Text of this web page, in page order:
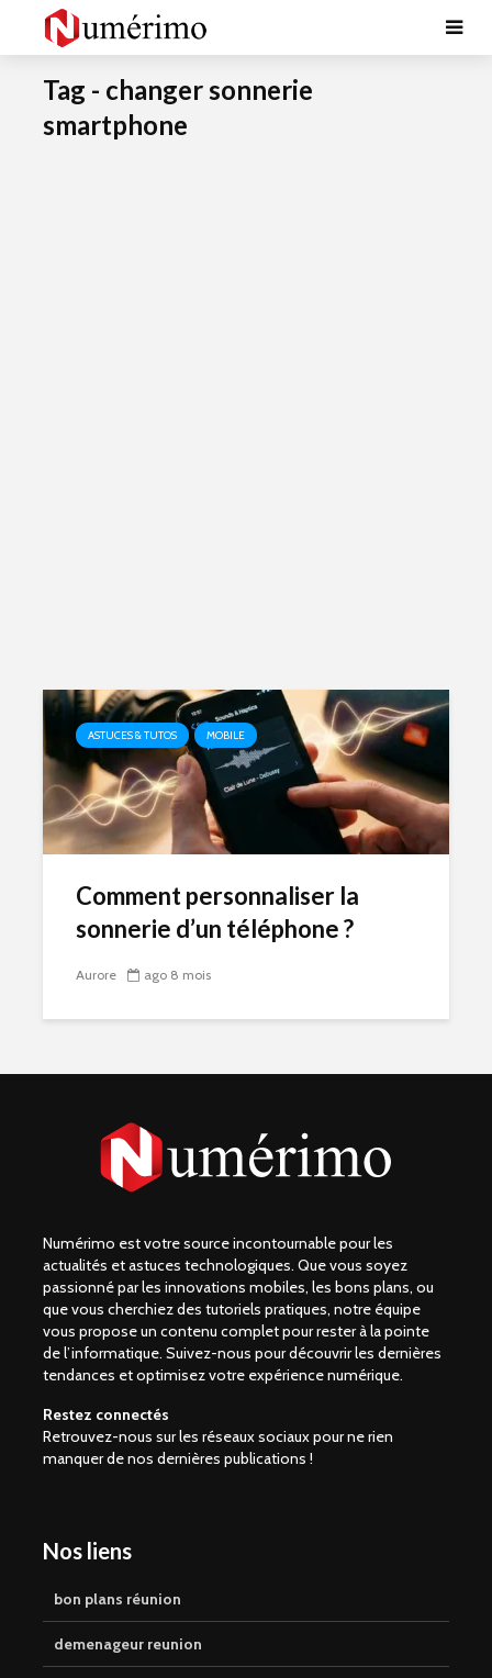
Tag - changer sonnerie
smartphone
ASTUCES & TUTOS MOBILE
Comment personnaliser la
sonnerie d’un téléphone ?
Aurore ago 8 mois
Numérimo est votre source incontournable pour les
actualités et astuces technologiques. Que vous soyez
passionné par les innovations mobiles, les bons plans, ou
que vous cherchiez des tutoriels pratiques, notre équipe
vous propose un contenu complet pour rester à la pointe
de l’informatique. Suivez-nous pour découvrir les dernières
tendances et optimisez votre expérience numérique.
Restez connectés
Retrouvez-nous sur les réseaux sociaux pour ne rien
manquer de nos dernières publications !
Nos liens
bon plans réunion
demenageur reunion